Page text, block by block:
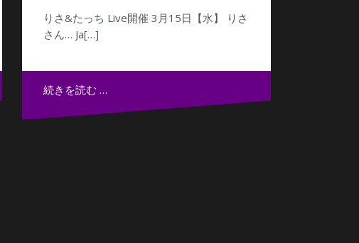
りさ&たっち Live開催 3月15日【水】 りさ
さん… Ja[…]
続きを読む …